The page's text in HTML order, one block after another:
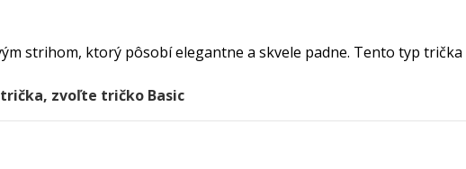
strihom, ktorý pôsobí elegantne a skvele padne. Tento typ
zvoľte tričko Basic